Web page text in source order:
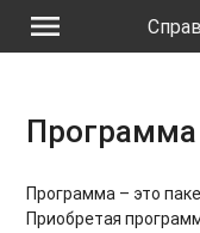
menu
Программа
Программа – это
Приобретая